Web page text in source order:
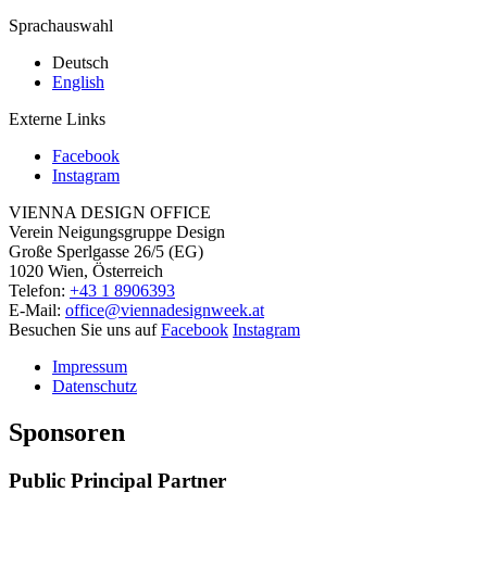
Sprachauswahl
Deutsch
English
Externe Links
Facebook
Instagram
VIENNA DESIGN OFFICE
Verein Neigungsgruppe Design
Große Sperlgasse 26/5 (EG)
1020 Wien, Österreich
Telefon: +43 1 8906393
E-Mail: office@viennadesignweek.at
Besuchen Sie uns aufFacebook Instagram
Impressum
Datenschutz
Sponsoren
Public Principal Partner